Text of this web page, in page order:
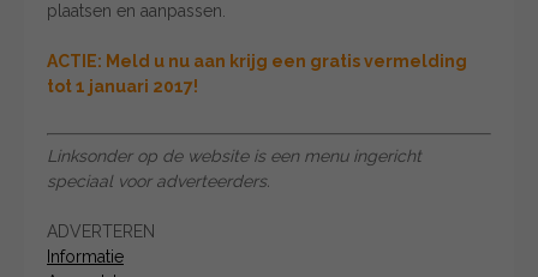
plaatsen en aanpassen.
ACTIE: Meld u nu aan krijg een gratis vermelding
tot 1 januari 2017!
Linksonder op de website is een menu ingericht
speciaal voor adverteerders.
ADVERTEREN
Informatie